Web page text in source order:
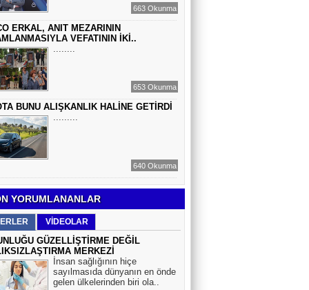
DÜNYANIN MERKEZİNDE YAŞADIĞINI
663 Okunma
ERKAL, ANIT MEZARININ
VEFATININ İKİ..
........
653 Okunma
BUNU ALIŞKANLIK HALİNE GETİRDİ
.........
640 Okunma
YORUMLANANLAR
VİDEOLAR
GÜZELLİŞTİRME DEĞİL
MERKEZİ
İnsan sağlığının hiçe
sayılmasıda dünyanın en önde
gelen ülkelerinden biri ola..